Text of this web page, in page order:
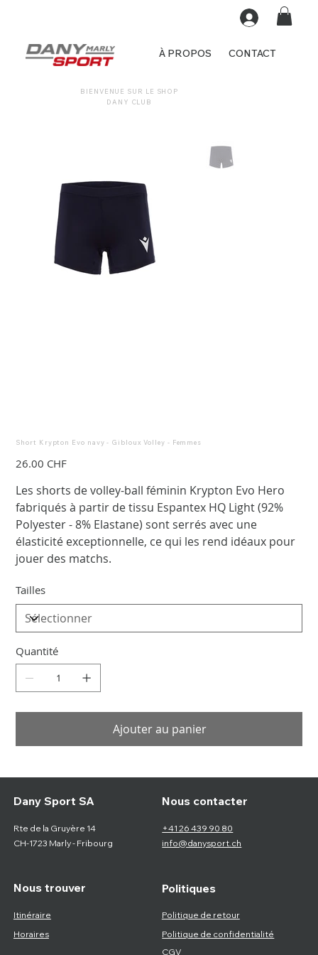
DANY CLUB
BIENVENUE SUR LE SHOP
À PROPOS CONTACT
Short Krypton Evo navy - Gibloux Volley - Femmes
26.00 CHF
Les shorts de volley-ball féminin Krypton Evo Hero
fabriqués à partir de tissu Espantex HQ Light (92%
Polyester - 8% Elastane) sont serrés avec une
élasticité exceptionnelle, ce qui les rend idéaux pour
jouer des matchs.
Tailles
Quantité
Ajouter au panier
Nous trouver
Itinéraire
Dany Sport SA
Rte de la Gruyère 14
CH-1723 Marly - Fribourg
Horaires
Politiques
Politique de retour
Nous contacter
+41 26 439 90 80
info@danysport.ch
Politique de confidentialité
CGV